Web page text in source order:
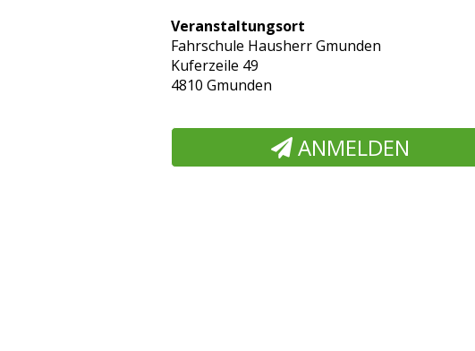
Veranstaltungsort
Fahrschule Hausherr Gmunden
Kuferzeile 49
4810 Gmunden
ANMELDEN